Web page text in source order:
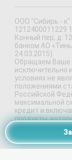
ООО "Сибирь -
1212400011229
Конный пер, д.
банком АО
24.03.2015).
Обращаем Ваше
исключительно
условиях не
положениями
Российской
максимальной
кредит и
продукты,
отдельно.
Политика